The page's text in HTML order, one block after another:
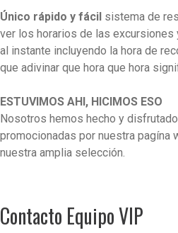
Único rápido y fácil sistema de
ver los horarios de las excursiones
al instante incluyendo la hora de
que adivinar que hora que hora
ESTUVIMOS AHI, HICIMOS ESO
Nosotros hemos hecho y
promocionadas por nuestra pagína
nuestra amplia selección.
Contacto Equipo VIP